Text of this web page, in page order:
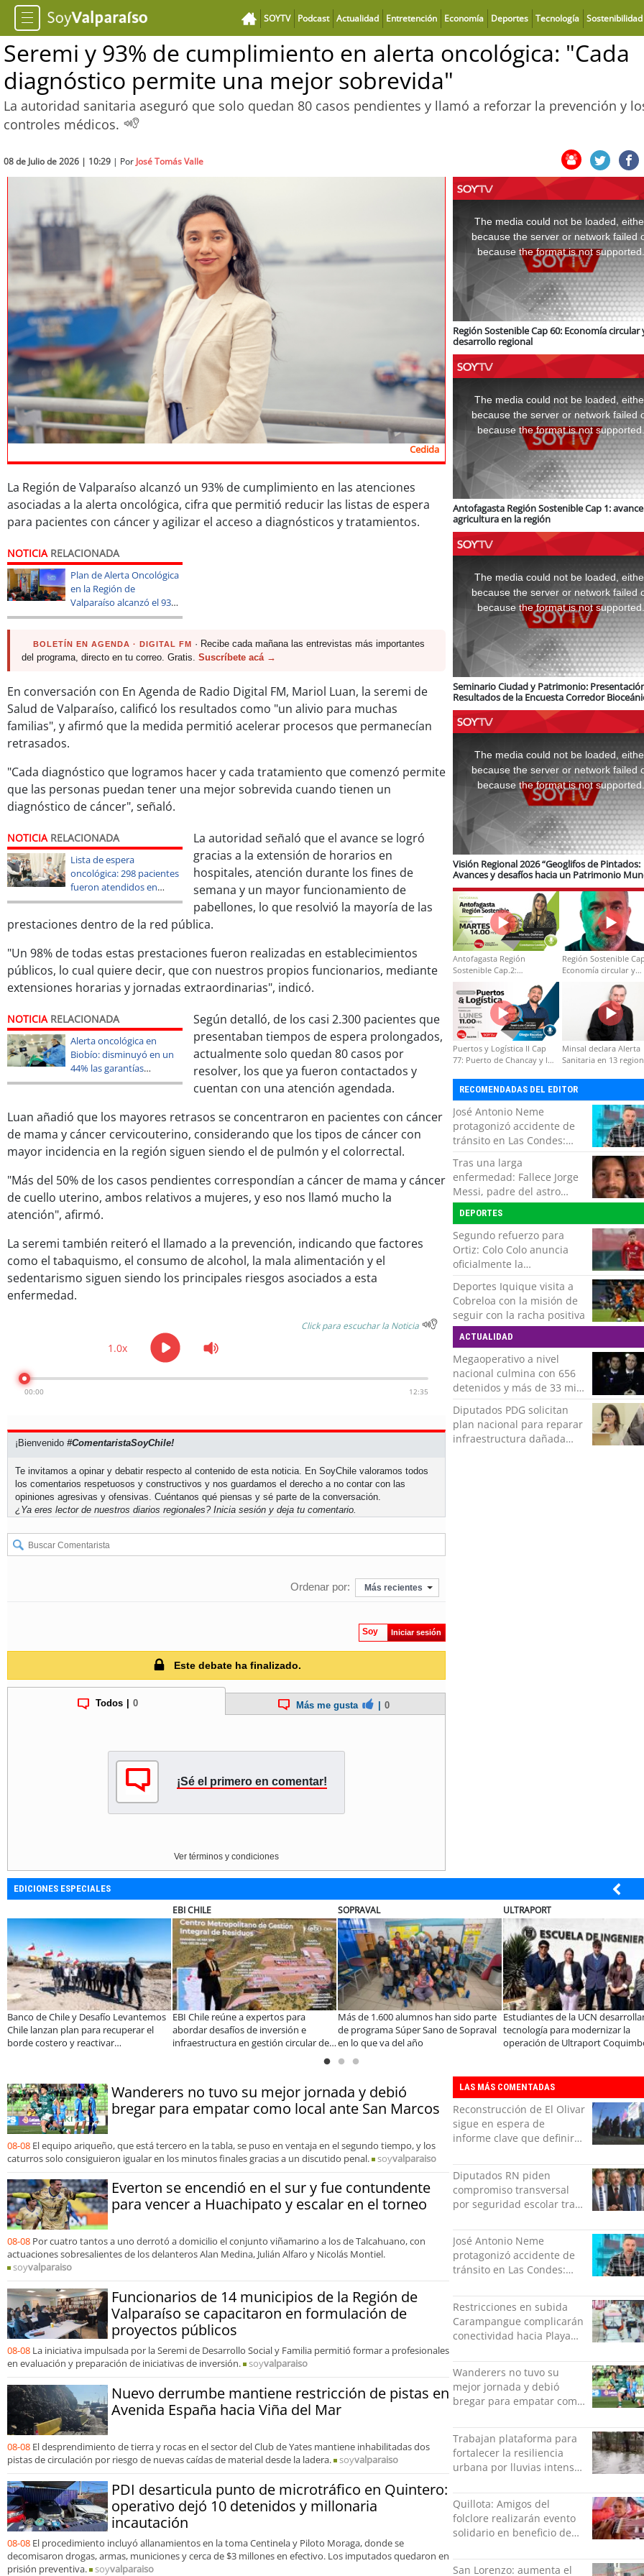
SOYTV Podcast Actualidad Entretención Economía Deportes Tecnología Sostenibilidad
Seremi y 93% de cumplimiento en alerta oncológica: "Cada
diagnóstico permite una mejor sobrevida"
La autoridad sanitaria aseguró que solo quedan 80 casos pendientes y llamó a reforzar la prevención y
controles médicos.
08 de Julio de 2026 | 10:29 | Por José Tomás Valle
Cedida
La Región de Valparaíso alcanzó un 93% de cumplimiento en las atenciones
asociadas a la alerta oncológica, cifra que permitió reducir las listas de espera
para pacientes con cáncer y agilizar el acceso a diagnósticos y tratamientos.
NOTICIARELACIONADA
Plan de Alerta Oncológica
en la Región de
Valparaíso alcanzó el 93%
de atenciones
BOLETÍN EN AGENDA · DIGITAL FM · Recibe cada mañana las entrevistas más importantes
del programa, directo en tu correo. Gratis. Suscríbete acá →
En conversación con En Agenda de Radio Digital FM, Mariol Luan, la seremi de
Salud de Valparaíso, calificó los resultados como "un alivio para muchas
familias", y afirmó que la medida permitió acelerar procesos que permanecían
retrasados.
"Cada diagnóstico que logramos hacer y cada tratamiento que comenzó permite
que las personas puedan tener una mejor sobrevida cuando tienen un
diagnóstico de cáncer", señaló.
NOTICIARELACIONADA
Lista de espera
oncológica: 298 pacientes
fueron atendidos en
Arica y Parinacota
La autoridad señaló que el avance se logró
gracias a la extensión de horarios en
hospitales, atención durante los fines de
semana y un mayor funcionamiento de
pabellones, lo que resolvió la mayoría de las
prestaciones dentro de la red pública.
"Un 98% de todas estas prestaciones fueron realizadas en establecimientos
públicos, lo cual quiere decir, que con nuestros propios funcionarios, mediante
extensiones horarias y jornadas extraordinarias", indicó.
NOTICIARELACIONADA
Alerta oncológica en
Biobío: disminuyó en un
44% las garantías
oncológicas pendientes
GES
Según detalló, de los casi 2.300 pacientes que
presentaban tiempos de espera prolongados,
actualmente solo quedan 80 casos por
resolver, los que ya fueron contactados y
cuentan con una atención agendada.
Luan añadió que los mayores retrasos se concentraron en pacientes con cáncer
de mama y cáncer cervicouterino, considerando que los tipos de cáncer con
mayor incidencia en la región siguen siendo el de pulmón y el colorrectal.
"Más del 50% de los casos pendientes correspondían a cáncer de mama y cáncer
de cuello uterino, ambos relativos a mujeres, y eso nos llamó mucho la
atención", afirmó.
La seremi también reiteró el llamado a la prevención, indicando que factores
como el tabaquismo, el consumo de alcohol, la mala alimentación y el
sedentarismo siguen siendo los principales riesgos asociados a esta
enfermedad.
Click para escuchar la Noticia
1.0x
00:00 12:35
¡Bienvenido #ComentaristaSoyChile!
Te invitamos a opinar y debatir respecto al contenido de esta noticia. En SoyChile valoramos todos
los comentarios respetuosos y constructivos y nos guardamos el derecho a no contar con las
opiniones agresivas y ofensivas. Cuéntanos qué piensas y sé parte de la conversación.
¿Ya eres lector de nuestros diarios regionales? Inicia sesión y deja tu comentario.
Ordenar por: Más recientes
Soy Iniciar sesión
Este debate ha finalizado.
Todos 0 Más me gusta 0
¡Sé el primero en comentar!
Ver términos y condiciones
window.
The media could not be loaded,
because the server or network failed
because the format is not supported.
Región Sostenible Cap 60: Economía circular
desarrollo regional
window.
The media could not be loaded,
because the server or network failed
because the format is not supported.
Antofagasta Región Sostenible Cap 1:
agricultura en la región
window.
The media could not be loaded,
because the server or network failed
because the format is not supported.
Seminario Ciudad y Patrimonio:
Resultados de la Encuesta Corredor
logística e infraestructura ferroviaria
window.
The media could not be loaded,
because the server or network failed
because the format is not supported.
Visión Regional 2026 “Geoglifos de Pintados:
Avances y desafíos hacia un Patrimonio
de Unesco”
Antofagasta Región
Sostenible Cap.2:
Educación ambiental y
formación de capacidades
técnicas
Región Sostenible
Economía circular y
Puertos y Logística II Cap
77: Puerto de Chancay y la
Minsal declara Alerta
Sanitaria en 13
RECOMENDADAS DEL EDITOR
José Antonio Neme
protagonizó accidente de
tránsito en Las Condes:
Colisionó con un
motociclista
Tras una larga
enfermedad: Fallece Jorge
Messi, padre del astro
argentino
DEPORTES
Segundo refuerzo para
Ortiz: Colo Colo anuncia
oficialmente la
incorporación de Ivan
Román
Deportes Iquique visita a
Cobreloa con la misión de
seguir con la racha positiva
ACTUALIDAD
Megaoperativo a nivel
nacional culmina con 656
detenidos y más de 33 mil
controles realizados
Diputados PDG solicitan
plan nacional para reparar
infraestructura dañada
EDICIONES ESPECIALES
de 1.600 alumnos han sido parte
programa Súper Sano de Sopraval
lo que va del año
ULTRAPORT
Estudiantes de la UCN desarrollan
tecnología para modernizar la
operación de Ultraport Coquimbo
BANCO DE CHILE
Educación y colaboración público-
privada se toman La Araucanía:
encuentro reunió a líderes para
abordar las brechas y oportunidades
ELECTROLUX
Claves para comprar
electrodomésticos durante el Black
Sale
Wanderers no tuvo su mejor jornada y debió
bregar para empatar como local ante San Marcos
08-08 El equipo ariqueño, que está tercero en la tabla, se puso en ventaja en el segundo tiempo, y los
caturros solo consiguieron igualar en los minutos finales gracias a un discutido penal.
soyvalparaiso
Everton se encendió en el sur y fue contundente
para vencer a Huachipato y escalar en el torneo
08-08 Por cuatro tantos a uno derrotó a domicilio el conjunto viñamarino a los de Talcahuano, con
actuaciones sobresalientes de los delanteros Alan Medina, Julián Alfaro y Nicolás Montiel.
soyvalparaiso
Funcionarios de 14 municipios de la Región de
Valparaíso se capacitaron en formulación de
proyectos públicos
08-08 La iniciativa impulsada por la Seremi de Desarrollo Social y Familia permitió formar a profesionales
en evaluación y preparación de iniciativas de inversión.
soyvalparaiso
Nuevo derrumbe mantiene restricción de pistas en
Avenida España hacia Viña del Mar
08-08 El desprendimiento de tierra y rocas en el sector del Club de Yates mantiene inhabilitadas dos
pistas de circulación por riesgo de nuevas caídas de material desde la ladera.
soyvalparaiso
PDI desarticula punto de microtráfico en Quintero:
operativo dejó 10 detenidos y millonaria
incautación
08-08 El procedimiento incluyó allanamientos en la toma Centinela y Piloto Moraga, donde se
decomisaron drogas, armas, municiones y cerca de $3 millones en efectivo. Los imputados quedaron en
prisión preventiva.
soyvalparaiso
LAS MÁS COMENTADAS
Reconstrucción de El Olivar
sigue en espera de
informe clave que definirá
Diputados RN piden
compromiso transversal
por seguridad escolar tras
José Antonio Neme
protagonizó accidente de
tránsito en Las Condes:
motociclista
Restricciones en subida
Carampangue complicarán
conectividad hacia Playa
Wanderers no tuvo su
mejor jornada y debió
bregar para empatar como
Trabajan plataforma para
fortalecer la resiliencia
urbana por lluvias intensas
Quillota: Amigos del
folclore realizarán evento
solidario en beneficio de
San Lorenzo: aumenta el